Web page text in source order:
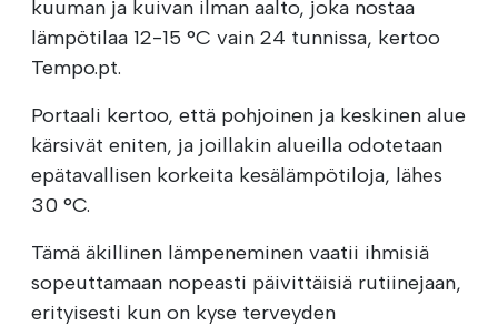
kuuman ja kuivan ilman aalto, joka nostaa
lämpötilaa 12-15 °C vain 24 tunnissa, kertoo
Tempo.pt.
Portaali kertoo, että pohjoinen ja keskinen alue
kärsivät eniten, ja joillakin alueilla odotetaan
epätavallisen korkeita kesälämpötiloja, lähes
30 °C.
Tämä äkillinen lämpeneminen vaatii ihmisiä
sopeuttamaan nopeasti päivittäisiä rutiinejaan,
erityisesti kun on kyse terveyden